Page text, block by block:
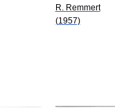
R. Remmert
(1957)